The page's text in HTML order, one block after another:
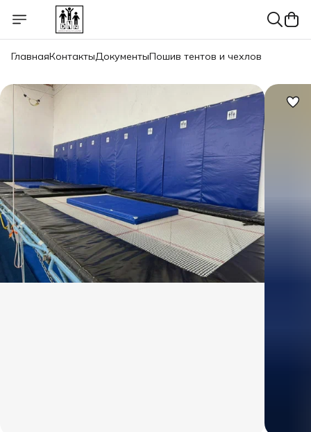
ГлавнаяКонтактыДокументыПошив тентов и чехлов